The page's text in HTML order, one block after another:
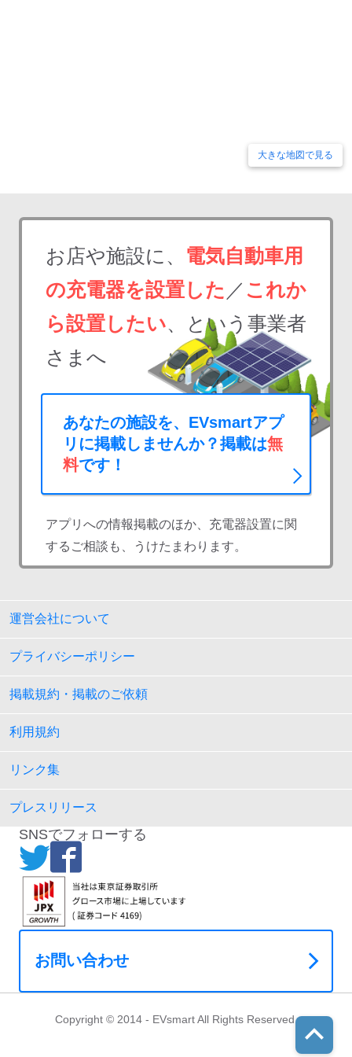
大きな地図で見る
お店や施設に、 電気自動車用
の充電器を設置した ／ これか
ら設置したい、という事業者
さまへ
あなたの施設を、EVsmartアプ
リに掲載しませんか？掲載は無
料です！
アプリへの情報掲載のほか、充電器設置に関
するご相談も、うけたまわります。
運営会社について
プライバシーポリシー
掲載規約・掲載のご依頼
利用規約
リンク集
プレスリリース
SNSでフォローする
お問い合わせ
Copyright © 2014 - EVsmart All Rights Reserved.